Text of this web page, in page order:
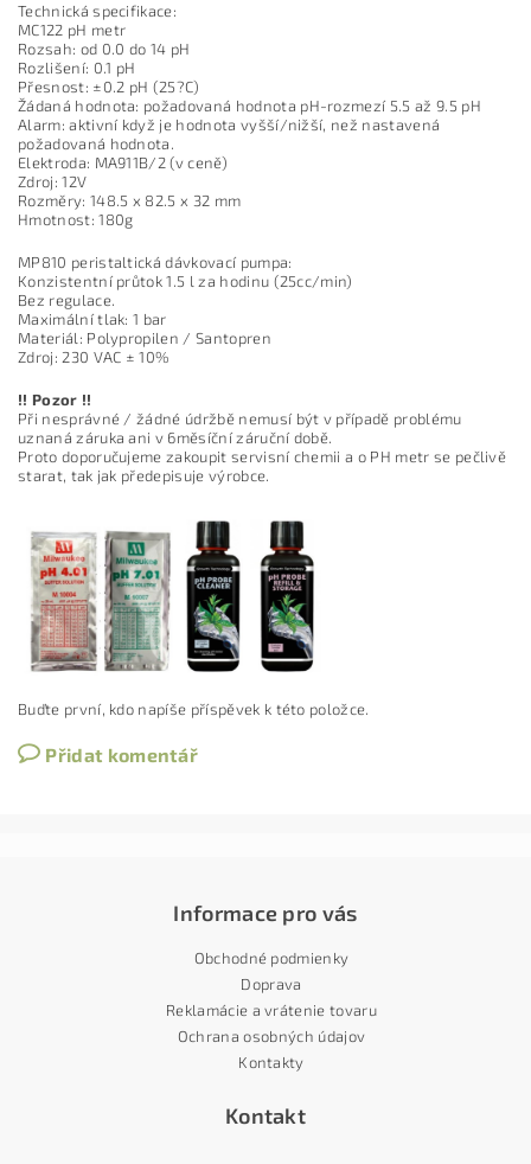
Technická specifikace:
MC122 pH metr
Rozsah: od 0.0 do 14 pH
Rozlišení: 0.1 pH
Přesnost: ±0.2 pH (25?C)
Žádaná hodnota: požadovaná hodnota pH-rozmezí 5.5 až 9.5 pH
Alarm: aktivní když je hodnota vyšší/nižší, než nastavená
požadovaná hodnota.
Elektroda: MA911B/2 (v ceně)
Zdroj: 12V
Rozměry: 148.5 x 82.5 x 32 mm
Hmotnost: 180g
MP810 peristaltická dávkovací pumpa:
Konzistentní průtok 1.5 l za hodinu (25cc/min)
Bez regulace.
Maximální tlak: 1 bar
Materiál: Polypropilen / Santopren
Zdroj: 230 VAC ± 10%
!! Pozor !!
Při nesprávné / žádné údržbě nemusí být v případě problému
uznaná záruka ani v 6měsíční záruční době.
Proto doporučujeme zakoupit servisní chemii a o PH metr se pečlivě
starat, tak jak předepisuje výrobce.
Buďte první, kdo napíše příspěvek k této položce.
Přidat komentář
Informace pro vás
Obchodné podmienky
Doprava
Reklamácie a vrátenie tovaru
Ochrana osobných údajov
Kontakty
Kontakt